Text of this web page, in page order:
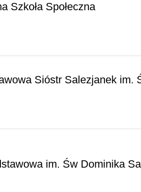
Szkoła Społeczna
Sióstr Salezjanek im.
im. Św Dominika